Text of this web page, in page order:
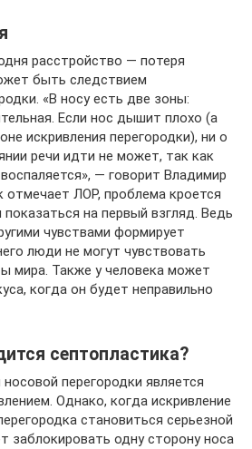
расстройство — потеря
быть следствием
«В носу есть две зоны:
Если нос дышит плохо (а
искривления перегородки), ни о
речи идти не может, так как
— говорит Владимир
отмечает ЛОР, проблема кроется
на первый взгляд. Ведь
чувствами формирует
люди не могут чувствовать
мира. Также у человека может
когда он будет неправильно
септопластика?
перегородки является
Однако, когда искривление
становиться серьезной
заблокировать одну сторону носа